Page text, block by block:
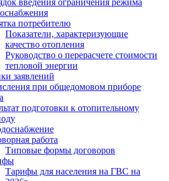
введения ограничения режима
потребителю
Показатели, характеризующие
качество отопления
Руководство о перерасчете стоимости
тепловой энергии
заявлений
при общедомовом приборе
подготовки к отопительному
работа
Типовые формы договоров
Тарифы для населения на ГВС на